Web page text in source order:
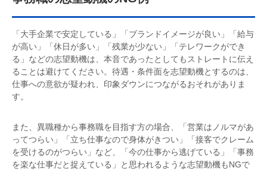
「大手企業で安定している」「ブランドイメージが良い」「給与
が高い」「休日が多い」「残業が少ない」「テレワークができ
る」などの志望動機は、本音であったとしてもストレートに伝え
ることは避けてください。待遇・条件面を志望動機とするのは、
仕事への意欲が疑われ、印象ダウンにつながるおそれがありま
す。
また、異職種から事務職を目指す方の場合、「営業はノルマがあ
ってつらい」「立ち仕事なので身体がきつい」「接客でクレーム
を受けるのがつらい」など、「今の仕事から逃げている」「事務
を楽な仕事だと捉えている」と思われるような志望動機もNGで